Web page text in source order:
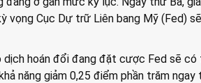
vọng Cục Dự trữ Liên bang Mỹ (Fed)
dịch hoán đổi đang đặt cược Fed sẽ có
năng giảm 0,25 điểm phần trăm ngay